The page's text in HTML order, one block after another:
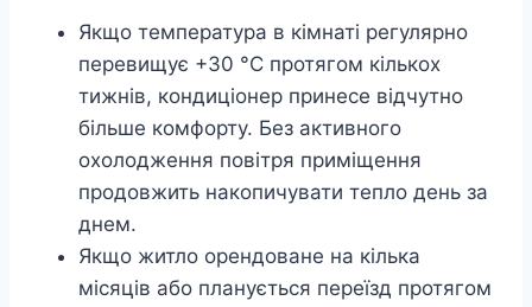
Якщо температура в кімнаті регулярно
перевищує +30 °C протягом кількох
тижнів, кондиціонер принесе відчутно
більше комфорту. Без активного
охолодження повітря приміщення
продовжить накопичувати тепло день за
днем.
Якщо житло орендоване на кілька
місяців або планується переїзд протягом